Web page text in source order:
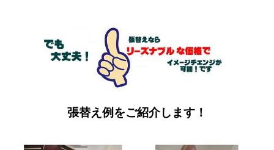
張替え例をご紹介します！